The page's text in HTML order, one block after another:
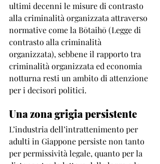
ultimi decenni le misure di contrasto
alla criminalità organizzata attraverso
normative come la Bōtaihō (Legge di
contrasto alla criminalità
organizzata), sebbene il rapporto tra
criminalità organizzata ed economia
notturna resti un ambito di attenzione
per i decisori politici.
Una zona grigia persistente
L’industria dell’intrattenimento per
adulti in Giappone persiste non tanto
per permissività legale, quanto per la